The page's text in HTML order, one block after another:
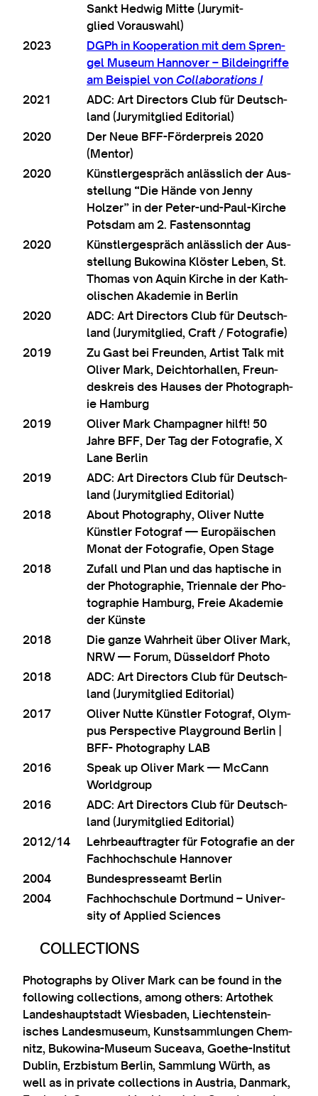
Sankt Hed­wig Mitte (Jurymit­
glied Vorauswahl)
2023
DGPh in Koop­er­a­tion mit dem Spren­
gel Museum Han­nov­er – Bilde­in­griffe
am Beis­piel vonCol­lab­or­a­tions I
2021
ADC: Art Dir­ect­ors Club für Deutsch­
land (Jurymit­glied Editorial)
2020
Der Neue BFF-Förder­preis 2020
(Ment­or)
2020
Künst­lerge­spräch anläss­lich der Aus­
s­tel­lung “Die Hände von Jenny
Holzer” in der Peter-und-Paul-Kirche
Pots­dam am 2. Fastensonntag
2020
Künst­lerge­spräch anläss­lich der Aus­
s­tel­lung Bukow­ina Klöster Leben, St.
Thomas von Aquin Kirche in der Kath­
ol­ischen Akademie in Berlin
2020
ADC: Art Dir­ect­ors Club für Deutsch­
land (Jurymit­glied, Craft / Fotografie)
2019
Zu Gast bei Fre­un­den, Artist Talk mit
Oliv­er Mark, Deicht­orhal­len, Fre­un­
deskre­is des Hauses der Pho­to­graph­
ie Hamburg
2019
Oliv­er Mark Cham­pag­n­er hil­ft! 50
Jahre BFF, Der Tag der Foto­grafie, X
Lane Berlin
2019
ADC: Art Dir­ect­ors Club für Deutsch­
land (Jurymit­glied Editorial)
2018
About Pho­to­graphy, Oliv­er Nutte
Künst­ler Foto­graf — Europäis­chen
Mon­at der Foto­grafie, Open Stage
2018
Zufall und Plan und das haptische in
der Pho­to­graph­ie, Tri­en­nale der Pho­
to­graph­ie Ham­burg, Freie Akademie
der Künste
2018
Die gan­ze Wahrheit über Oliv­er Mark,
NRW — For­um, Düs­sel­dorf Photo
2018
ADC: Art Dir­ect­ors Club für Deutsch­
land (Jurymit­glied Editorial)
2017
Oliv­er Nutte Künst­ler Foto­graf, Olym­
pus Per­spect­ive Play­ground Ber­lin |
BFF- Pho­to­graphy LAB
2016
Speak up Oliv­er Mark — McCann
Worldgroup
2016
ADC: Art Dir­ect­ors Club für Deutsch­
land (Jurymit­glied Editorial)
2012/14
Lehr­beau­ftragter für Foto­grafie an der
Fach­hoch­schule Hannover
2004
Bunde­spresseamt Berlin
2004
Fach­hoch­schule Dortmund – Uni­ver­
sity of Applied Sciences
COLLECTIONS
Pho­to­graphs by Oliv­er Mark can be found in the
fol­low­ing col­lec­tions, among oth­ers: Artothek
Landeshauptstadt Wies­baden, Liecht­en­stein­
isches Landes­mu­seum, Kun­st­sammlungen Chem­
nitz, Bukow­ina-Museum Suceava, Goethe-Insti­tut
Dub­lin, Erzbistum Ber­lin, Sammlung Würth, as
well as in private col­lec­tions in Aus­tria, Dan­mark,